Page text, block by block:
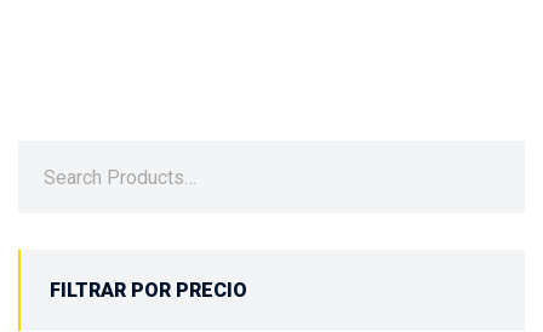
FILTRAR POR PRECIO